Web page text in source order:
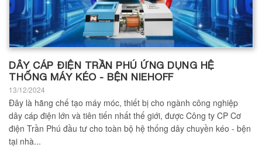
DÂY CÁP ĐIỆN TRẦN PHÚ ỨNG DỤNG HỆ
THỐNG MÁY KÉO - BỆN NIEHOFF
13/12/2024
Đây là hãng chế tạo máy móc, thiết bị cho ngành công nghiệp
dây cáp điện lớn và tiên tiến nhất thế giới, được Công ty CP Cơ
điện Trần Phú đầu tư cho toàn bộ hệ thống dây chuyền kéo - bện
tại nhà...